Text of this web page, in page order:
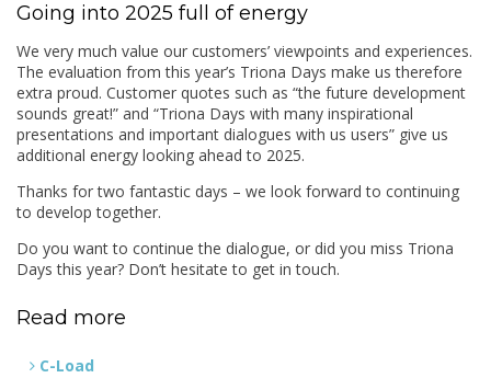
Going into 2025 full of energy
We very much value our customers’ viewpoints and experiences.
The evaluation from this year’s Triona Days make us therefore
extra proud. Customer quotes such as “the future development
sounds great!” and “Triona Days with many inspirational
presentations and important dialogues with us users” give us
additional energy looking ahead to 2025.
Thanks for two fantastic days – we look forward to continuing
to develop together.
Do you want to continue the dialogue, or did you miss Triona
Days this year? Don’t hesitate to get in touch.
Read more
C-Load